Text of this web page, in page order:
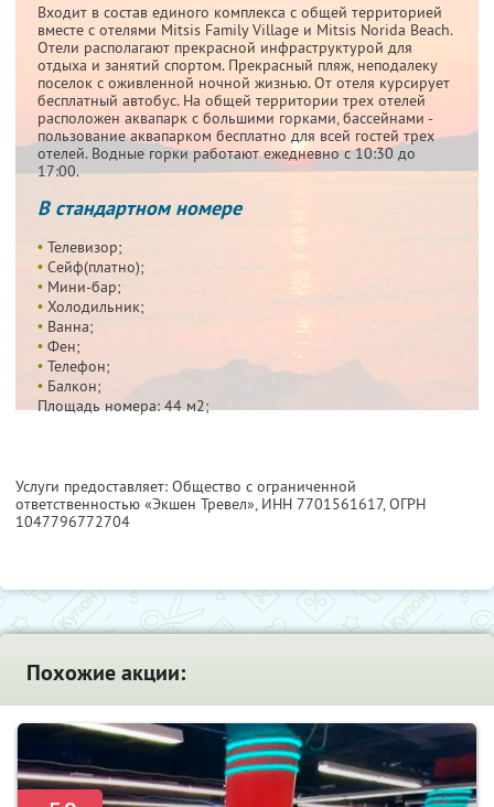
Входит в состав единого комплекса с общей территорией
вместе с отелями Mitsis Family Village и Mitsis Norida Beach.
Отели располагают прекрасной инфраструктурой для
отдыха и занятий спортом. Прекрасный пляж, неподалеку
поселок с оживленной ночной жизнью. От отеля курсирует
бесплатный автобус. На общей территории трех отелей
расположен аквапарк с большими горками, бассейнами -
пользование аквапарком бесплатно для всей гостей трех
отелей. Водные горки работают ежедневно с 10:30 до
17:00.
В стандартном номере
• Телевизор;
• Сейф(платно);
• Мини-бар;
• Холодильник;
• Ванна;
• Фен;
• Телефон;
• Балкон;
Площадь номера: 44 м2;
Услуги предоставляет: Общество с ограниченной
ответственностью «Экшен Тревел», ИНН 7701561617, ОГРН
1047796772704
Похожие акции: